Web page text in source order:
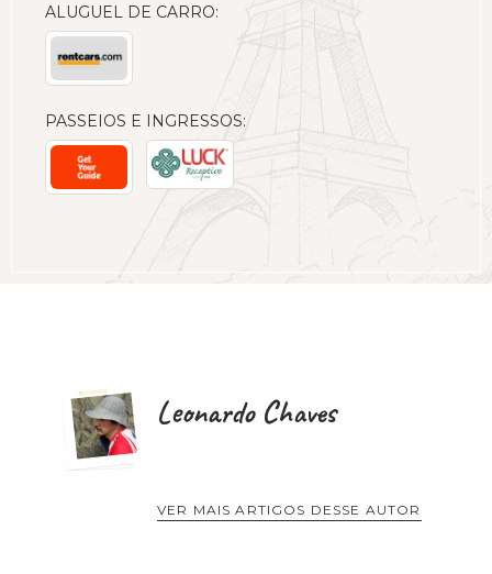
ALUGUEL DE CARRO:
PASSEIOS E INGRESSOS:
Leonardo Chaves
VER MAIS ARTIGOS DESSE AUTOR